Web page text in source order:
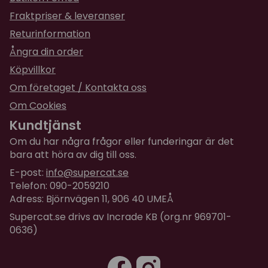
Fraktpriser & leveranser
Returinformation
Ångra din order
Köpvillkor
Om företaget / Kontakta oss
Om Cookies
Kundtjänst
Om du har några frågor eller funderingar är det
bara att höra av dig till oss.
E-post: info@supercat.se
Telefon: 090-2059210
Adress: Björnvägen 11, 906 40 UMEÅ
Supercat.se drivs av Incrade KB (org.nr 969701-
0636)